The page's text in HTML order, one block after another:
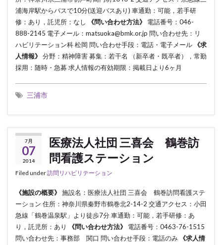
浦海岸駅からバスで10分(送迎バスあり) 車通勤：可能，若手研
修：あり，託児所：なし
《問い合わせ方法》
電話番号：046-
888-2145 電子メール：matsuoka@bmk.or.jp 問い合わせ先：リ
ハビリテーション科 松岡 問い合わせ手段：電話・電子メール
《求
人情報》
分野：精神障害 募集：若干名 （新卒者・既卒者），常勤
採用：随時・急募 求人情報の有効期限：掲載日より6ヶ月
三浦市
7月
07
2014
医療法人社団 三喜会 鶴巻訪
問看護ステーション
Filed under訪問リハビリテーション
《施設の概要》
施設名：医療法人社団 三喜会 鶴巻訪問看護ステ
ーション 住所：神奈川県秦野市鶴巻北2-14-2 交通アクセス：小田
急線「鶴巻温泉駅」より徒歩7分 車通勤：可能，若手研修：あ
り，託児所：あり
《問い合わせ方法》
電話番号：0463-76-1515
問い合わせ先：事務部 関口 問い合わせ手段：電話のみ
《求人情